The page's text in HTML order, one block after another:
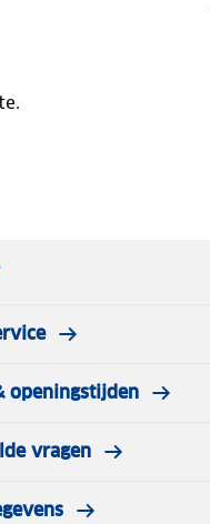
openingstijden
vragen